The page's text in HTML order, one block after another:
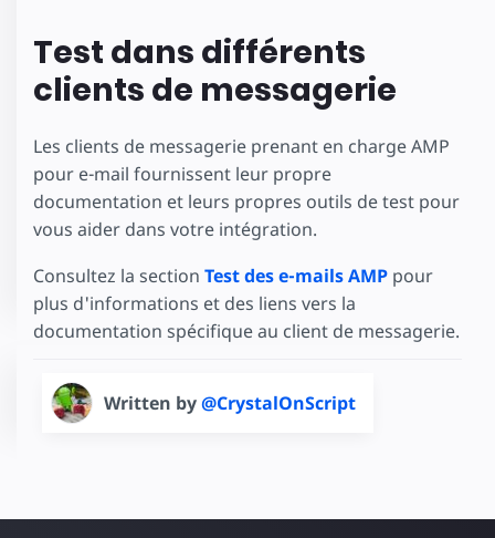
Test dans différents
clients de messagerie
Les clients de messagerie prenant en charge AMP
pour e-mail fournissent leur propre
documentation et leurs propres outils de test pour
vous aider dans votre intégration.
Consultez la section Test des e-mails AMP pour
plus d'informations et des liens vers la
documentation spécifique au client de messagerie.
Written by@CrystalOnScript